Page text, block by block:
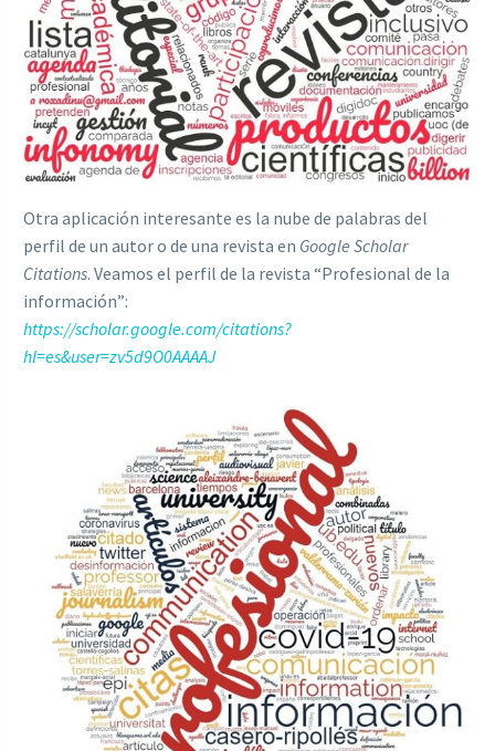
Otra aplicación interesante es la nube de palabras del
perfil de un autor o de una revista en Google Scholar
Citations. Veamos el perfil de la revista “Profesional de la
información”:
https://scholar.google.com/citations?
hl=es&user=zv5d9O0AAAAJ